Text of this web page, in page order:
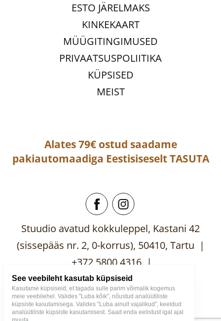
ESTO JÄRELMAKS
KINKEKAART
MÜÜGITINGIMUSED
PRIVAATSUSPOLIITIKA
KÜPSISED
MEIST
Alates 79€ ostud saadame
pakiautomaadiga EestisiseseltTASUTA
Stuudio avatud kokkuleppel, Kastani 42
(sissepääs nr. 2, 0-korrus), 50410, Tartu |
+372 5800 4316 |
mooblistuudio@gmail.com
See veebileht kasutab küpsiseid
Kasutame küpsiseid, et tagada sulle parim võimalik kogemus
meie veebilehel. Valides "Luba kõik", nõustud analüütiliste
küpsiste kasutamisega. Valides "Luba ainult vajalikud", keeldud
analüütiliste küpsiste kasutamisest. Saad enda eelistust igal ajal